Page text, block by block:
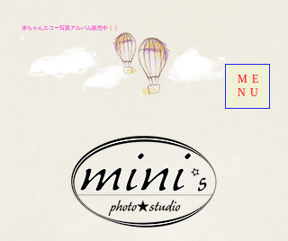
赤ちゃんエコー写真アルバム販売中
ME
NU